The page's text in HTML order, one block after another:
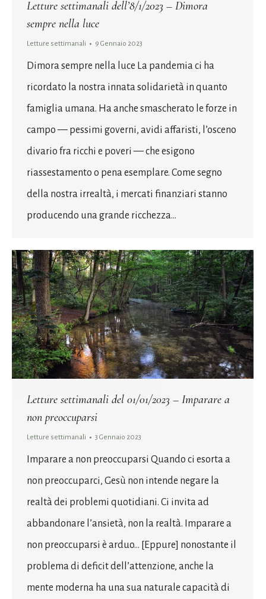
Letture settimanali dell’8/1/2023 – Dimora
sempre nella luce
Letture settimanali 9 Gennaio 2023
Dimora sempre nella luce La pandemia ci ha
ricordato la nostra innata solidarietà in quanto
famiglia umana. Ha anche smascherato le forze in
campo — pessimi governi, avidi affaristi, l’osceno
divario fra ricchi e poveri — che esigono
riassestamento o pena esemplare. Come segno
della nostra irrealtà, i mercati finanziari stanno
producendo una grande ricchezza…
Letture settimanali del 01/01/2023 – Imparare a
non preoccuparsi
Letture settimanali 3 Gennaio 2023
Imparare a non preoccuparsi Quando ci esorta a
non preoccuparci, Gesù non intende negare la
realtà dei problemi quotidiani. Ci invita ad
abbandonare l’ansietà, non la realtà. Imparare a
non preoccuparsi è arduo… [Eppure] nonostante il
problema di deficit dell’attenzione, anche la
mente moderna ha una sua naturale capacità di